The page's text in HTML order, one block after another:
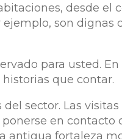
desde el
ejemplo, son dignas
para usted.
que contar.
sector. Las visitas
en contacto
antigua fortaleza